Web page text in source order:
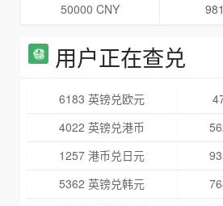
50000 CNY
用户正在查兑
6183 英镑兑欧元
4022 英镑兑港币
1257 港币兑日元
5362 英镑兑韩元